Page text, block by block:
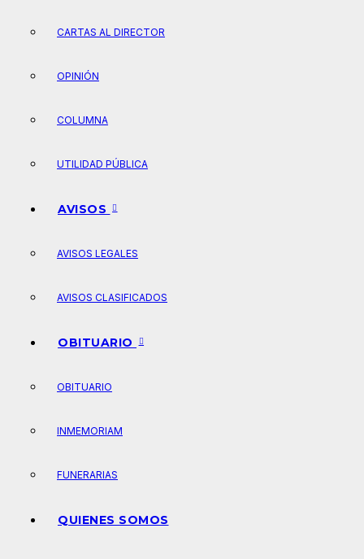
CARTAS AL DIRECTOR
OPINIÓN
COLUMNA
UTILIDAD PÚBLICA
AVISOS
AVISOS LEGALES
AVISOS CLASIFICADOS
OBITUARIO
OBITUARIO
INMEMORIAM
FUNERARIAS
QUIENES SOMOS